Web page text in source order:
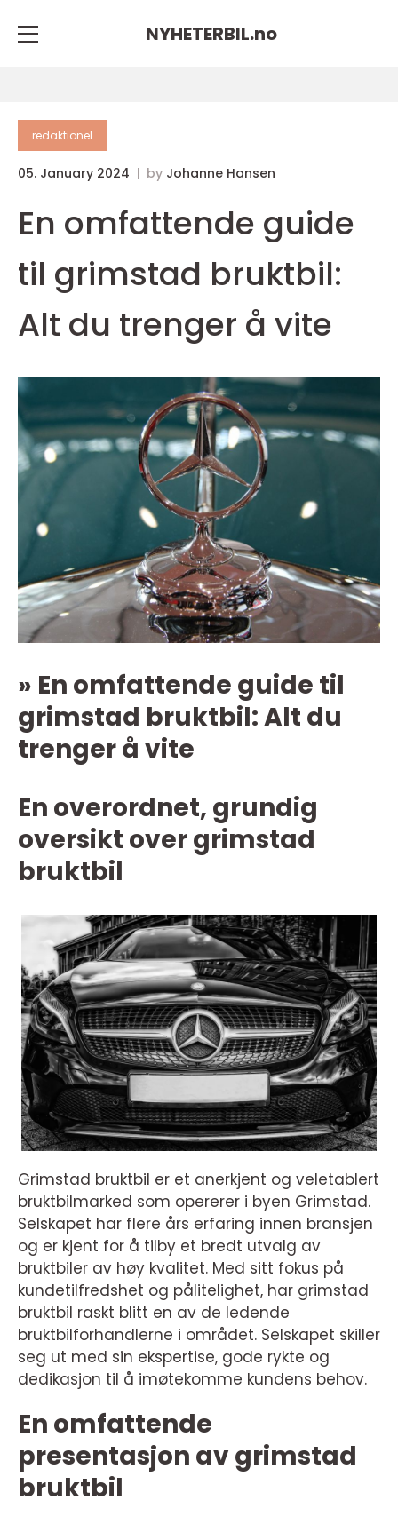
NYHETERBIL.no
redaktionel
05. January 2024 by Johanne Hansen
En omfattende guide
til grimstad bruktbil:
Alt du trenger å vite
» En omfattende guide til
grimstad bruktbil: Alt du
trenger å vite
En overordnet, grundig
oversikt over grimstad
bruktbil
Grimstad bruktbil er et anerkjent og veletablert
bruktbilmarked som opererer i byen Grimstad.
Selskapet har flere års erfaring innen bransjen
og er kjent for å tilby et bredt utvalg av
bruktbiler av høy kvalitet. Med sitt fokus på
kundetilfredshet og pålitelighet, har grimstad
bruktbil raskt blitt en av de ledende
bruktbilforhandlerne i området. Selskapet skiller
seg ut med sin ekspertise, gode rykte og
dedikasjon til å imøtekomme kundens behov.
En omfattende
presentasjon av grimstad
bruktbil